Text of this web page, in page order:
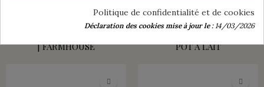
ANCIEN SEAU | ZINC
| FARMHOUSE
ANCIEN GRAND BIDON À
LAIT JAPY | ANCIEN GRAND
POT À LAIT
Politique de confidentialité et de cookies
Déclaration des cookies mise à jour le :14/03/2026